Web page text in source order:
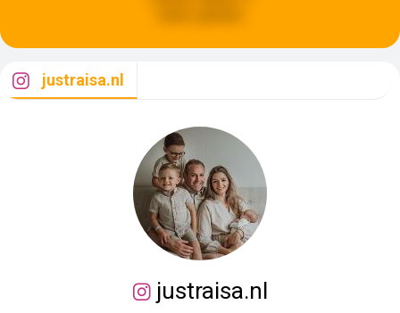
justraisa.nl
justraisa.nl